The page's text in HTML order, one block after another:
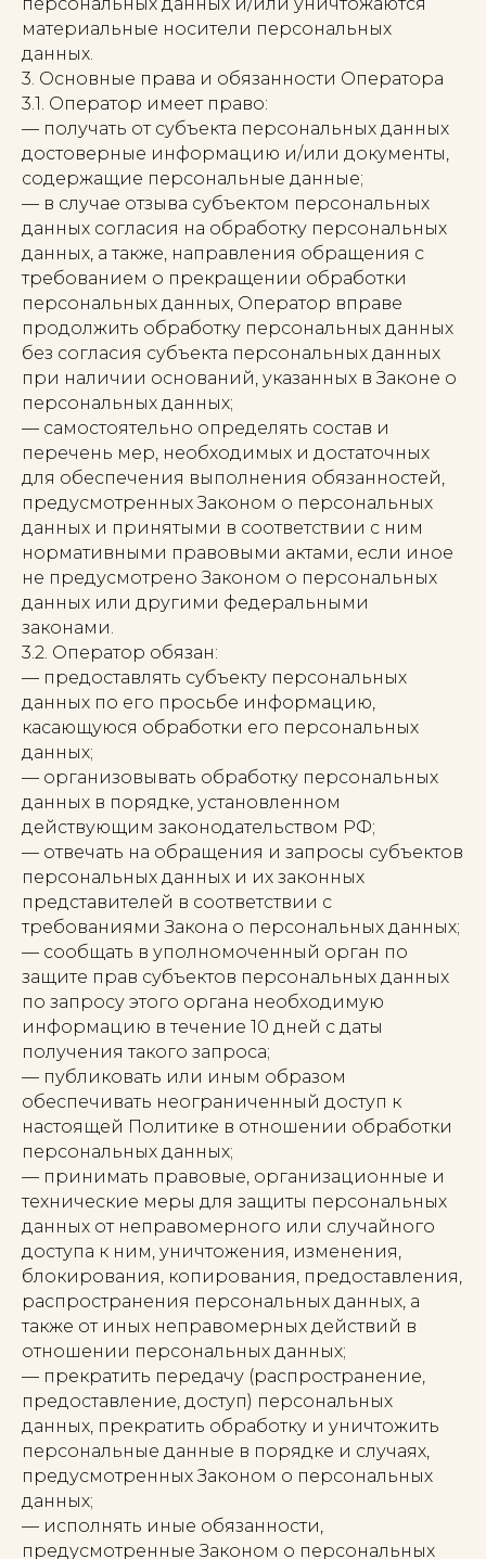
материальные носители персональных
данных.
3. Основные права и обязанности Оператора
3.1. Оператор имеет право:
— получать от субъекта персональных данных
достоверные информацию и/или документы,
содержащие персональные данные;
— в случае отзыва субъектом персональных
данных согласия на обработку персональных
данных, а также, направления обращения с
требованием о прекращении обработки
персональных данных, Оператор вправе
продолжить обработку персональных данных
без согласия субъекта персональных данных
при наличии оснований, указанных в Законе о
персональных данных;
— самостоятельно определять состав и
перечень мер, необходимых и достаточных
для обеспечения выполнения обязанностей,
предусмотренных Законом о персональных
данных и принятыми в соответствии с ним
нормативными правовыми актами, если иное
не предусмотрено Законом о персональных
данных или другими федеральными
законами.
3.2. Оператор обязан:
— предоставлять субъекту персональных
данных по его просьбе информацию,
касающуюся обработки его персональных
данных;
— организовывать обработку персональных
данных в порядке, установленном
действующим законодательством РФ;
— отвечать на обращения и запросы субъектов
персональных данных и их законных
представителей в соответствии с
требованиями Закона о персональных данных;
— сообщать в уполномоченный орган по
защите прав субъектов персональных данных
по запросу этого органа необходимую
информацию в течение 10 дней с даты
получения такого запроса;
— публиковать или иным образом
обеспечивать неограниченный доступ к
настоящей Политике в отношении обработки
персональных данных;
— принимать правовые, организационные и
технические меры для защиты персональных
данных от неправомерного или случайного
доступа к ним, уничтожения, изменения,
блокирования, копирования, предоставления,
распространения персональных данных, а
также от иных неправомерных действий в
отношении персональных данных;
— прекратить передачу (распространение,
предоставление, доступ) персональных
данных, прекратить обработку и уничтожить
персональные данные в порядке и случаях,
предусмотренных Законом о персональных
данных;
— исполнять иные обязанности,
предусмотренные Законом о персональных